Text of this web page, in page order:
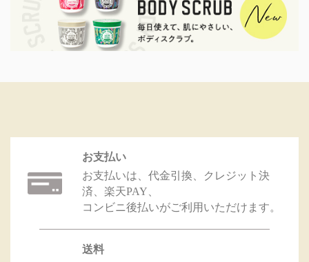
お支払い
お支払いは、代金引換、クレジット決
済、楽天PAY、
コンビニ後払いがご利用いただけます。
送料